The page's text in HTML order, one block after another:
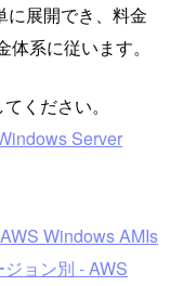
に展開でき、料金
系に従います。
ください。
Server
Windows AMIs
ョン別 - AWS